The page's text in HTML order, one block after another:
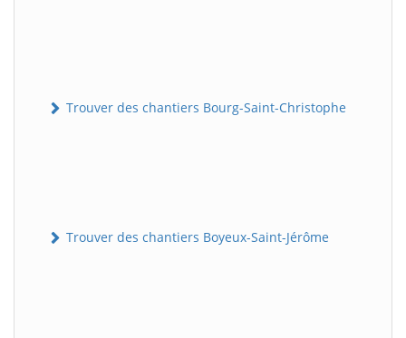
Trouver des chantiers Bourg-Saint-Christophe
Trouver des chantiers Boyeux-Saint-Jérôme